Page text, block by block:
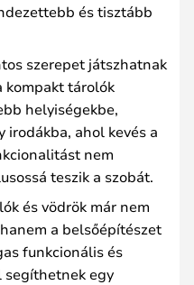
és tisztább
szerepet játszhatnak
kompakt tárolók
helyiségekbe,
irodákba, ahol kevés a
nem
teszik a szobát.
és vödrök már nem
a belsőépítészet
funkcionális és
segíthetnek egy